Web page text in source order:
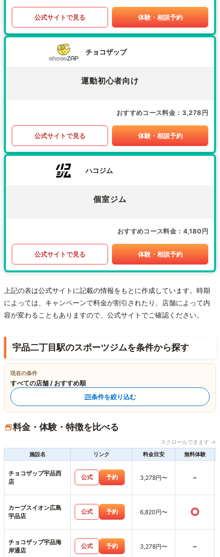
公式サイトで見る 体験・相談予約
チョコザップ
運動初心者向け
おすすめコース料金 3,278円
公式サイトで見る 体験・相談予約
ハコジム
個室ジム
おすすめコース料金 4,180円
公式サイトで見る 体験・相談予約
上記の表は公式サイトに記載の情報をもとに作成しています。時期
によっては、キャンペーンで料金が割引されたり、店舗によって内
容が変わることもありますので、公式サイトでご確認ください。
宇品二丁目駅のスポーツジムを条件から探す
現在の条件
すべての店舗 / おすすめ順
条件を絞り込む
料金・体験・特徴を比べる
スクロールできます →
施設名
リンク 料金目安 無料体験
チョコザップ宇品西
店
公式 予約 3,278円〜 -
カーブスイオン広島
宇品店
公式 予約 6,820円〜 ○
チョコザップ宇品海
岸通店
公式 予約 3,278円〜 -